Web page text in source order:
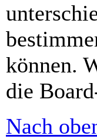
können.
die
Nach